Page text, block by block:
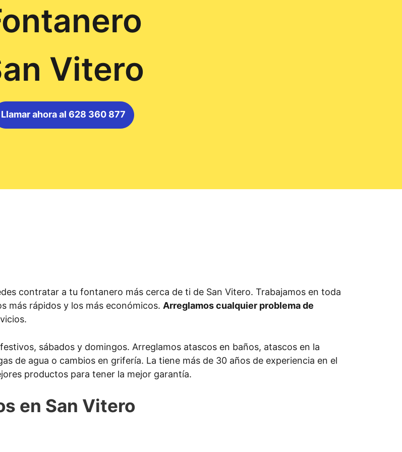
Vitero
Llamar ahora al 628 360 877
contratar a tu fontanero más cerca de ti de San Vitero. Trabajamos en toda
más rápidos y los más económicos. Arreglamos cualquier problema de
sábados y domingos. Arreglamos atascos en baños, atascos en la
de agua o cambios en grifería. La tiene más de 30 años de experiencia en el
productos para tener la mejor garantía.
en San Vitero